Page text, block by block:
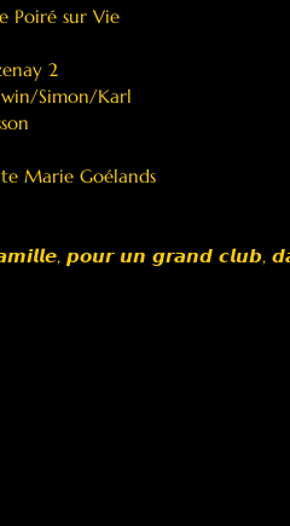
Poiré sur Vie
2
Simon/Karl
Marie Goélands
𝙥𝙤𝙪𝙧 𝙪𝙣 𝙜𝙧𝙖𝙣𝙙 𝙘𝙡𝙪𝙗,